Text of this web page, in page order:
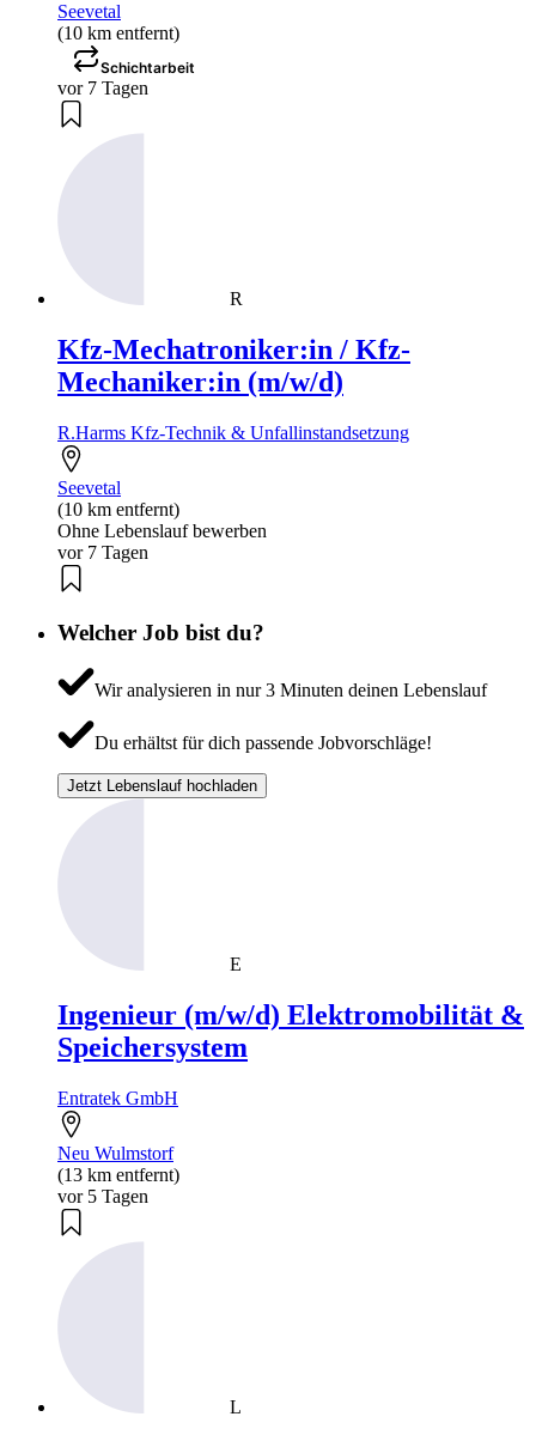
Seevetal
(10 km entfernt)
Schichtarbeit
vor 7 Tagen
R
Kfz-Mechatroniker:in / Kfz-
Mechaniker:in (m/w/d)
R.Harms Kfz-Technik & Unfallinstandsetzung
Seevetal
(10 km entfernt)
Ohne Lebenslauf bewerben
vor 7 Tagen
Welcher Job bist du?
Wir analysieren in nur 3 Minuten deinen Lebenslauf
Du erhältst für dich passende Jobvorschläge!
Jetzt Lebenslauf hochladen
E
Ingenieur (m/w/d) Elektromobilität &
Speichersystem
Entratek GmbH
Neu Wulmstorf
(13 km entfernt)
vor 5 Tagen
L